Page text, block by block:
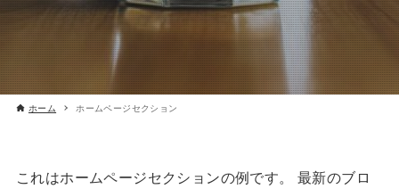
ホーム ホームページセクション
これはホームページセクションの例です。 最新のブロ